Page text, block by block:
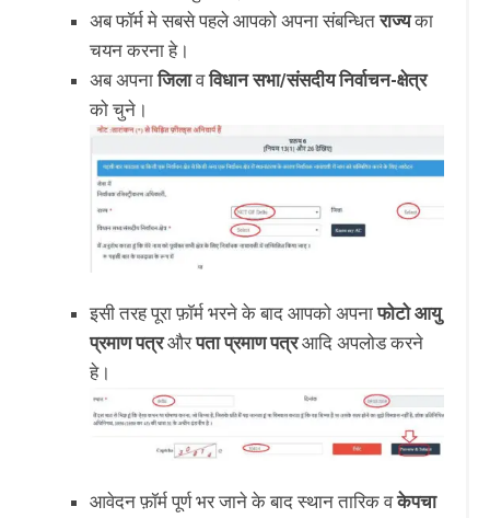
अब फॉर्म मे सबसे पहले आपको अपना संबन्धितराज्यका
चयन करना हे।
अब अपनाजिलावविधान सभा/संसदीय निर्वाचन-क्षेत्र
को चुने।
इसी तरह पूरा फ़ॉर्म भरने के बाद आपको अपनाफोटो आयु
प्रमाण पत्रऔरपता प्रमाण पत्रआदि अपलोड करने
हे।
आवेदन फ़ॉर्म पूर्ण भर जाने के बाद स्थान तारिक वकेपचा